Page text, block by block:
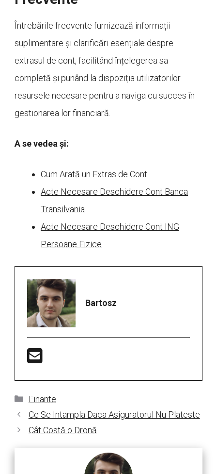
Întrebările frecvente furnizează informații
suplimentare și clarificări esențiale despre
extrasul de cont, facilitând înțelegerea sa
completă și punând la dispoziția utilizatorilor
resursele necesare pentru a naviga cu succes în
gestionarea lor financiară.
A se vedea și:
Cum Arată un Extras de Cont
Acte Necesare Deschidere Cont Banca
Transilvania
Acte Necesare Deschidere Cont ING
Persoane Fizice
Bartosz
Categorii
Finante
Ce Se Intampla Daca Asiguratorul Nu Plateste
Cât Costă o Dronă